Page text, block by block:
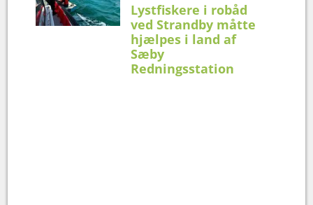
Lystfiskere i robåd
ved Strandby måtte
hjælpes i land af
Sæby
Redningsstation